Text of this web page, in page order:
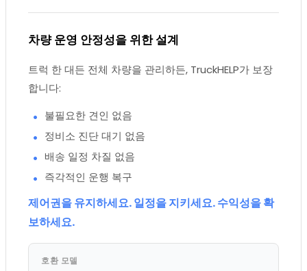
차량 운영 안정성을 위한 설계
트럭 한 대든 전체 차량을 관리하든, TruckHELP가 보장
합니다:
불필요한 견인 없음
정비소 진단 대기 없음
배송 일정 차질 없음
즉각적인 운행 복구
제어권을 유지하세요. 일정을 지키세요. 수익성을 확
보하세요.
호환 모델